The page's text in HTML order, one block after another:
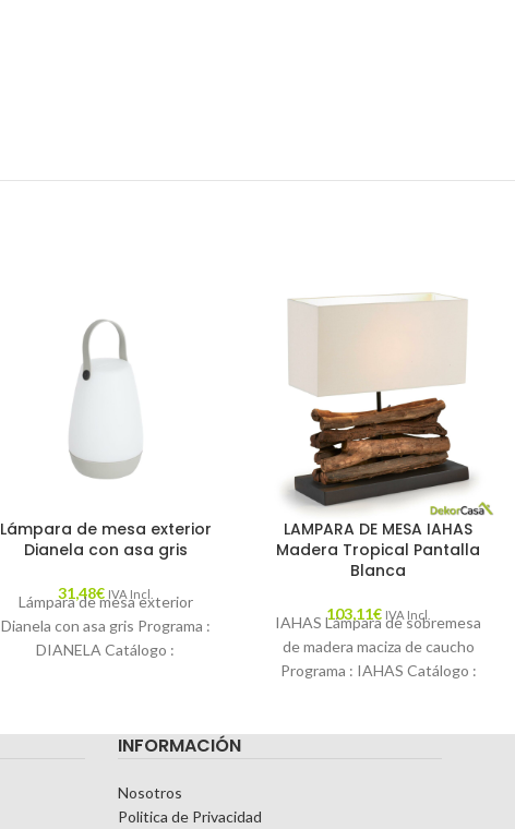
Lámpara de mesa exterior
Dianela con asa gris
31,48€ IVA Incl.
Lámpara de mesa exterior
Dianela con asa gris Programa :
DIANELA Catálogo :
LAMPARA DE MESA IAHAS
Madera Tropical Pantalla
Blanca
103,11€ IVA Incl.
IAHAS Lámpara de sobremesa
de madera maciza de caucho
Programa : IAHAS Catálogo :
INFORMACIÓN
Nosotros
Politica de Privacidad